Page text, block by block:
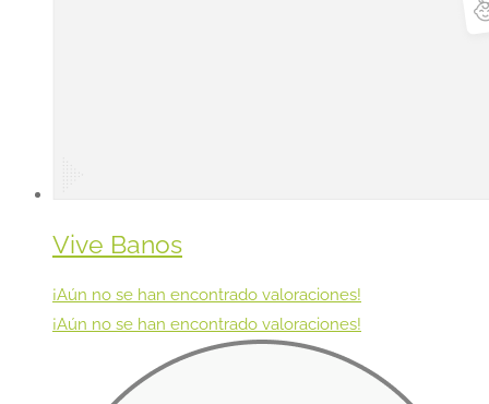
Vive Banos
¡Aún no se han encontrado valoraciones!
¡Aún no se han encontrado valoraciones!